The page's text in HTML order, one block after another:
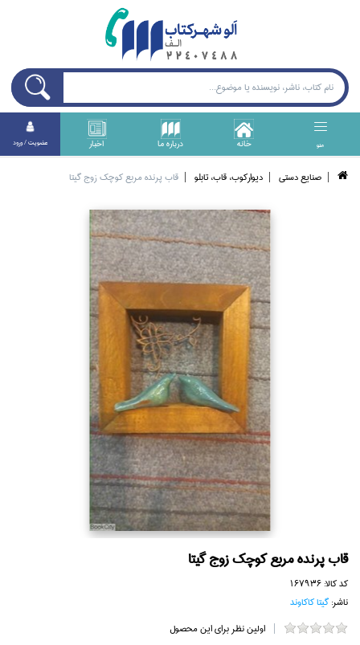
منو خانه درباره ما اخبار عضويت / ورود
صنايع دستي ديواركوب، قاب، تابلو قاب پرنده مربع كوچك زوج گيتا
قاب پرنده مربع كوچك زوج گيتا
کد کالا:167936
ناشر:گيتا كاكاوند
اولین نظر برای این محصول